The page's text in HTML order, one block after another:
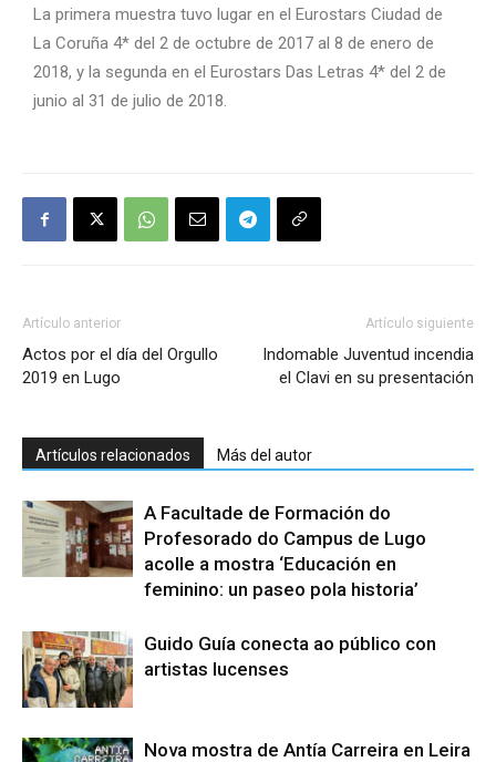
La primera muestra tuvo lugar en el Eurostars Ciudad de
La Coruña 4* del 2 de octubre de 2017 al 8 de enero de
2018, y la segunda en el Eurostars Das Letras 4* del 2 de
junio al 31 de julio de 2018.
Artículo anterior
Actos por el día del Orgullo
2019 en Lugo
Artículo siguiente
Indomable Juventud incendia
el Clavi en su presentación
Artículos relacionados Más del autor
A Facultade de Formación do
Profesorado do Campus de Lugo
acolle a mostra ‘Educación en
feminino: un paseo pola historia’
Guido Guía conecta ao público con
artistas lucenses
Nova mostra de Antía Carreira en Leira